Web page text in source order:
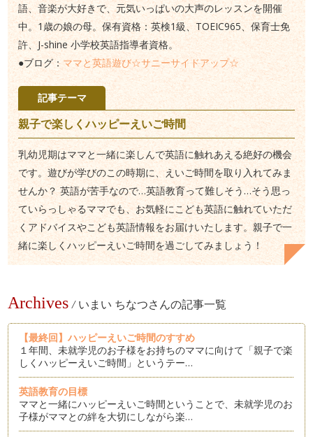
語、音楽が大好きで、元気いっぱいの大声のレッスンを開催
中。1歳の娘の母。保有資格：英検1級、TOEIC965、保育士免
許、J-shine 小学校英語指導者資格。
●ブログ： ママと英語遊び☆サニーサイドアップ☆
記事テーマ
親子で楽しくハッピーえいご時間
乳幼児期はママと一緒に楽しんで英語に触れあえる絶好の機会
です。遊びが学びのこの時期に、えいご時間を取り入れてみま
せんか？ 英語が苦手なので…英語教育って難しそう…そう思っ
ていらっしゃるママでも、お気軽にこども英語に触れていただ
くアドバイスやこども英語情報をお届けいたします。親子で一
緒に楽しくハッピーえいご時間を過ごしてみましょう！
Archives / いまい ちなつさんの記事一覧
【最終回】ハッピーえいご時間のすすめ
１年間、未就学児のお子様をお持ちのママに向けて「親子で楽
しくハッピーえいご時間」というテー…
英語教育の目標
ママと一緒にハッピーえいご時間ということで、未就学児のお
子様がママとの絆を大切にしながら楽…